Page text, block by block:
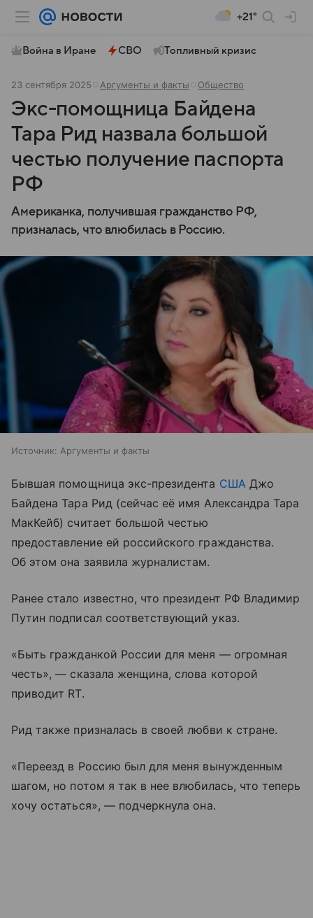
+21°
Война в Иране СВО Топливный кризис
23 сентября 2025 Аргументы и факты Общество
Экс-помощница Байдена
Тара Рид назвала большой
честью получение паспорта
РФ
Американка, получившая гражданство РФ,
призналась, что влюбилась в Россию.
Источник: Аргументы и факты
Бывшая помощница экс-президента США Джо
Байдена Тара Рид (сейчас её имя Александра Тара
МакКейб) считает большой честью
предоставление ей российского гражданства.
Об этом она заявила журналистам.
Ранее стало известно, что президент РФ Владимир
Путин подписал соответствующий указ.
«Быть гражданкой России для меня — огромная
честь», — сказала женщина, слова которой
приводит RT.
Рид также призналась в своей любви к стране.
«Переезд в Россию был для меня вынужденным
шагом, но потом я так в нее влюбилась, что теперь
хочу остаться», — подчеркнула она.